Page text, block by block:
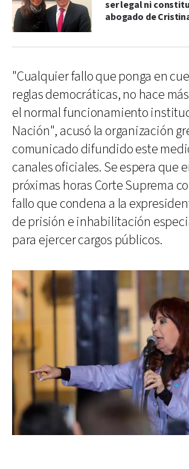
ser legal ni
abogado de
"Cualquier fallo que ponga en
reglas democráticas, no hace
el normal funcionamiento
Nación", acusó la organización
comunicado difundido este
canales oficiales. Se espera que
próximas horas Corte Suprema
fallo que condena a la
de prisión e inhabilitación
para ejercer cargos públicos.